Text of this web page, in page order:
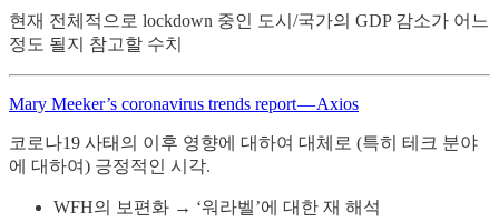
현재 전체적으로 lockdown 중인 도시/국가의 GDP 감소가 어느
정도 될지 참고할 수치
Mary Meeker’s coronavirus trends report — Axios
코로나19 사태의 이후 영향에 대하여 대체로 (특히 테크 분야
에 대하여) 긍정적인 시각.
WFH의 보편화 → ‘워라벨’에 대한 재 해석